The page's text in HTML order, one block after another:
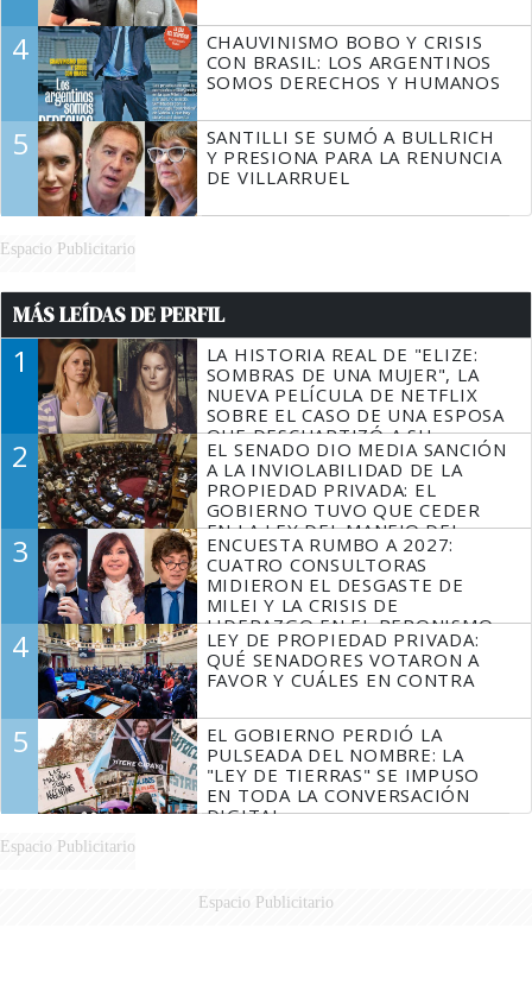
4
CHAUVINISMO BOBO Y CRISIS
CON BRASIL: LOS ARGENTINOS
SOMOS DERECHOS Y HUMANOS
5
SANTILLI SE SUMÓ A BULLRICH
Y PRESIONA PARA LA RENUNCIA
DE VILLARRUEL
Espacio Publicitario
MÁS LEÍDAS DE PERFIL
1
LA HISTORIA REAL DE "ELIZE:
SOMBRAS DE UNA MUJER", LA
NUEVA PELÍCULA DE NETFLIX
SOBRE EL CASO DE UNA ESPOSA
QUE DESCUARTIZÓ A SU
MARIDO
2
EL SENADO DIO MEDIA SANCIÓN
A LA INVIOLABILIDAD DE LA
PROPIEDAD PRIVADA: EL
GOBIERNO TUVO QUE CEDER
EN LA LEY DEL MANEJO DEL
FUEGO
3
ENCUESTA RUMBO A 2027:
CUATRO CONSULTORAS
MIDIERON EL DESGASTE DE
MILEI Y LA CRISIS DE
LIDERAZGO EN EL PERONISMO
4
LEY DE PROPIEDAD PRIVADA:
QUÉ SENADORES VOTARON A
FAVOR Y CUÁLES EN CONTRA
5
EL GOBIERNO PERDIÓ LA
PULSEADA DEL NOMBRE: LA
"LEY DE TIERRAS" SE IMPUSO
EN TODA LA CONVERSACIÓN
DIGITAL
Espacio Publicitario
Espacio Publicitario